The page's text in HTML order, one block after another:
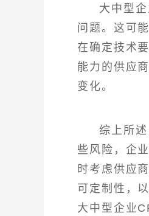
大中型
问题。这可
在确定技术
能力的供应
变化。
综上所
些风险，企
时考虑供应
可定制性，
大中型企业